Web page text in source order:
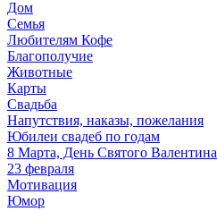
Дом
Семья
Любителям Кофе
Благополучие
Животные
Карты
Свадьба
Напутствия, наказы, пожелания
Юбилеи свадеб по годам
8 Марта, День Святого Валентина
23 февраля
Мотивация
Юмор